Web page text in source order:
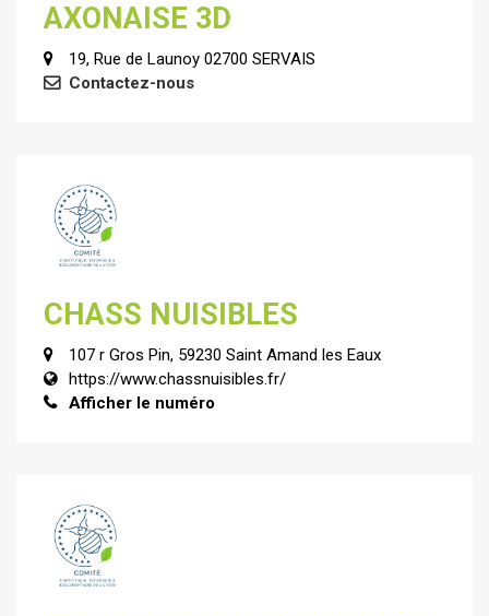
AXONAISE 3D
19, Rue de Launoy 02700 SERVAIS
Contactez-nous
CHASS NUISIBLES
107 r Gros Pin, 59230 Saint Amand les Eaux
https://www.chassnuisibles.fr/
Afficher le numéro